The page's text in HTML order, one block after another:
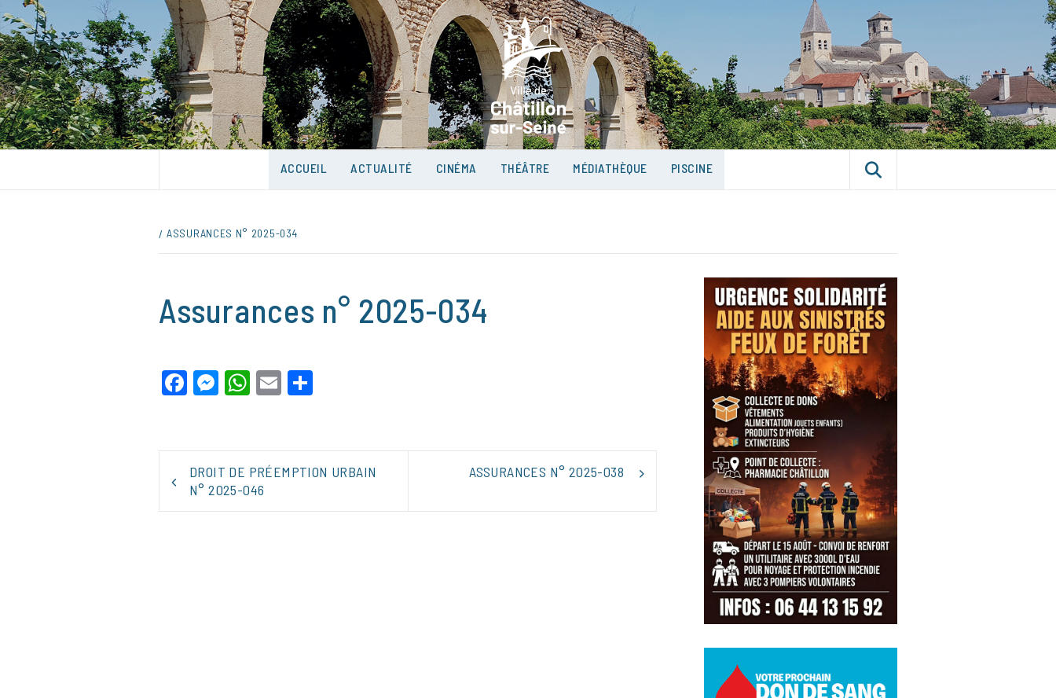
to
content
VILLE DE CHÂTILLON-
SUR-SEINE
UNE VILLE DANS UN PARC
ACCUEIL ACTUALITÉ CINÉMA THÉÂTRE MÉDIATHÈQUE PISCINE
ASSURANCES N° 2025-034
Assurances n° 2025-034
Facebook
Messenger
WhatsApp
Email
NAVIGATION
DE
L’ARTICLE
DROIT DE PRÉEMPTION URBAIN
N° 2025-046
ASSURANCES N° 2025-038